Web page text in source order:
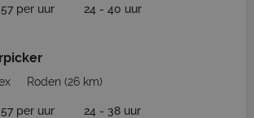
per uur 24 - 40 uur
Roden (26 km)
per uur 24 - 38 uur